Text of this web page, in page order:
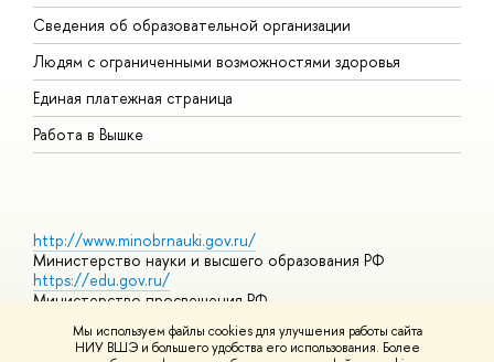
Мы используем файлы cookies для улучшения работы сайта
НИУ ВШЭ и большего удобства его использования. Более
Сведения об образовательной организации
Людям с ограниченными возможностями здоровья
Единая платежная страница
Работа в Вышке
http://www.minobrnauki.gov.ru/
Министерство науки и высшего образования РФ
https://edu.gov.ru/
Министерство просвещения РФ
Массовые открытые онлайн-курсы